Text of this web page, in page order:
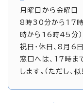
月曜日から金曜日
8時30分から17時
時から16時45分）
祝日・休日、8月6
窓口へは、17時ま
します。（ただし